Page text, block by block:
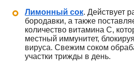
Лимонный сок. Действует
бородавки, а также
количество витамина С,
местный иммунитет,
вируса. Свежим соком
участки трижды в день.